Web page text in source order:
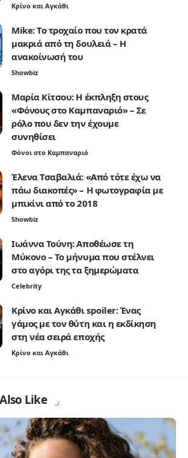
Κρίνο και Αγκάθι
Mike: Το τροχαίο που τον κρατά
μακριά από τη δουλειά – Η
ανακοίνωσή του
Showbiz
Μαρία Κίτσου: Η έκπληξη στους
«Φόνους στο Καμπαναριό» – Σε
ρόλο που δεν την έχουμε
συνηθίσει
Φόνοι στο Καμπαναριό
Έλενα Τσαβαλιά: «Από τότε έχω να
πάω διακοπές» – Η φωτογραφία με
μπικίνι από το 2018
Showbiz
Ιωάννα Τούνη: Αποθέωσε τη
Μύκονο – Το μήνυμα που στέλνει
στο αγόρι της τα ξημερώματα
Celebrity
Κρίνο και Αγκάθι spoiler: Ένας
γάμος με τον θύτη και η εκδίκηση
στη νέα σειρά εποχής
Κρίνο και Αγκάθι
Like